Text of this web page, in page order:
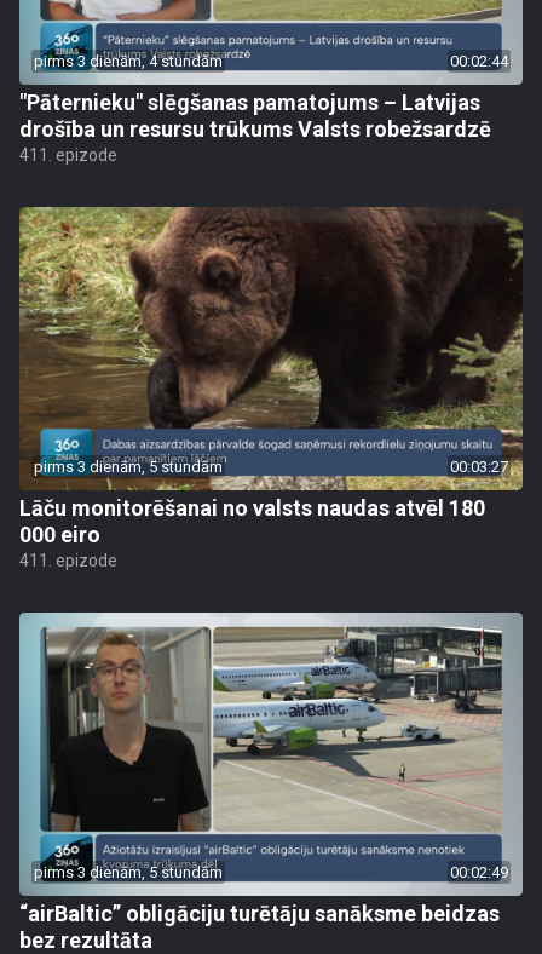
pirms 3 dienām, 4 stundām 00:02:44
"Pāternieku" slēgšanas pamatojums – Latvijas
drošība un resursu trūkums Valsts robežsardzē
411. epizode
pirms 3 dienām, 5 stundām 00:03:27
Lāču monitorēšanai no valsts naudas atvēl 180
000 eiro
411. epizode
pirms 3 dienām, 5 stundām 00:02:49
“airBaltic” obligāciju turētāju sanāksme beidzas
bez rezultāta